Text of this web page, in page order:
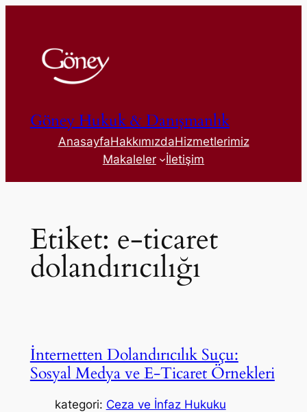
Göney Hukuk & Danışmanlık
AnasayfaHakkımızdaHizmetlerimiz
Makaleler
İletişim
Etiket: e-ticaret
dolandırıcılığı
İnternetten Dolandırıcılık Suçu:
Sosyal Medya ve E-Ticaret Örnekleri
kategori: Ceza ve İnfaz Hukuku